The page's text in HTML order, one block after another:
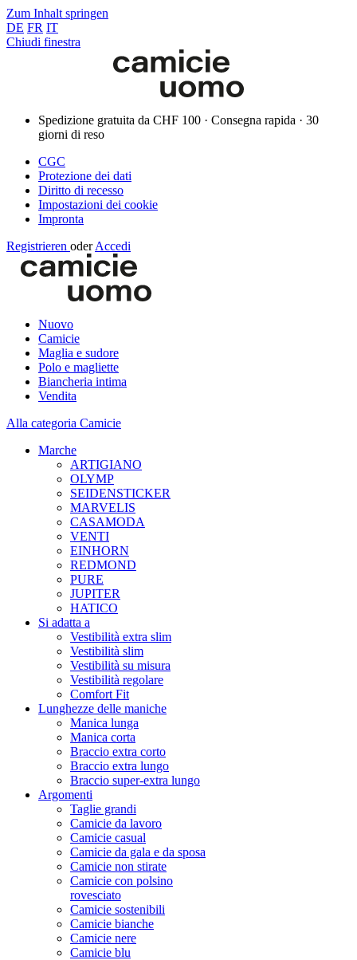
Zum Inhalt springen
DE FR IT
Chiudi finestra
Spedizione gratuita da CHF 100 · Consegna rapida · 30
giorni di reso
CGC
Protezione dei dati
Diritto di recesso
Impostazioni dei cookie
Impronta
Registrieren oder Accedi
Nuovo
Camicie
Maglia e sudore
Polo e magliette
Biancheria intima
Vendita
Alla categoria Camicie
Marche
ARTIGIANO
OLYMP
SEIDENSTICKER
MARVELIS
CASAMODA
VENTI
EINHORN
REDMOND
PURE
JUPITER
HATICO
Si adatta a
Vestibilità extra slim
Vestibilità slim
Vestibilità su misura
Vestibilità regolare
Comfort Fit
Lunghezze delle maniche
Manica lunga
Manica corta
Braccio extra corto
Braccio extra lungo
Braccio super-extra lungo
Argomenti
Taglie grandi
Camicie da lavoro
Camicie casual
Camicie da gala e da sposa
Camicie non stirate
Camicie con polsino
rovesciato
Camicie sostenibili
Camicie bianche
Camicie nere
Camicie blu